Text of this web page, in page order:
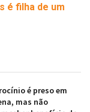
é filha de um
é preso em
mas não